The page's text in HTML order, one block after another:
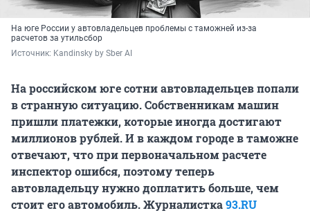
На юге России у автовладельцев проблемы с таможней из-за
расчетов за утильсбор
Источник: Kandinsky by Sber AI
На российском юге сотни автовладельцев попали
в странную ситуацию. Собственникам машин
пришли платежки, которые иногда достигают
миллионов рублей. И в каждом городе в таможне
отвечают, что при первоначальном расчете
инспектор ошибся, поэтому теперь
автовладельцу нужно доплатить больше, чем
стоит его автомобиль. Журналистка93.RU